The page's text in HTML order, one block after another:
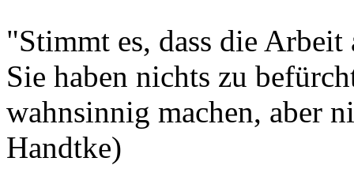
"Stimmt es, dass die
Sie haben nichts zu
wahnsinnig machen, aber
Handtke)